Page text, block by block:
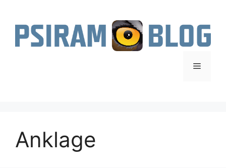
springen
Menü
Anklage